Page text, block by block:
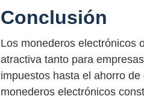
Conclusión
Los monederos electrónicos
atractiva tanto para
impuestos hasta el ahorro
monederos electrónicos